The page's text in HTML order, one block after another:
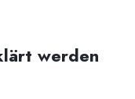
werden